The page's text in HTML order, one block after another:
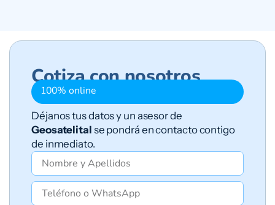
Cotiza con nosotros
100% online
Déjanos tus datos y un asesor de
Geosatelital se pondrá en contacto contigo
de inmediato.